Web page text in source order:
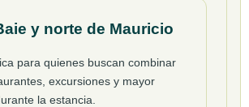
y norte de Mauricio
para quienes buscan combinar
excursiones y mayor
la estancia.